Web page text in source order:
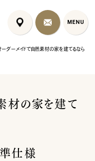
MENU
MENU
ーダーメイドで自然素材の家を建てるなら
材の家を建て
仕様